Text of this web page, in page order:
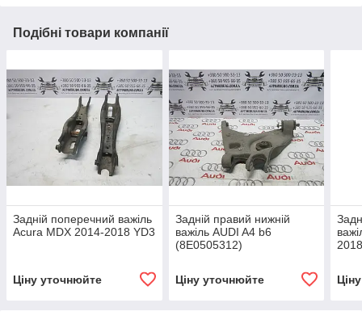
Подібні товари компанії
Задній поперечний важіль
Acura MDX 2014-2018 YD3
Ціну уточнюйте
Задній правий нижній
важіль AUDI A4 b6
(8E0505312)
Ціну уточнюйте